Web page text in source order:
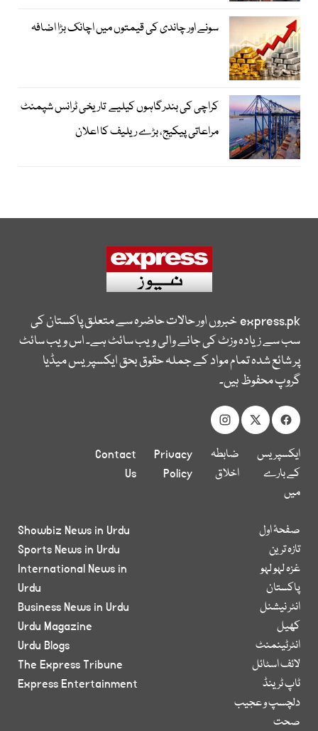
سونے اور چاندی کی قیمتوں میں اچانک بڑا اضافہ
کراچی کی بندرگاہوں کیلیے تاریخی ٹرانس شپمنٹ
مراعاتی پیکیج، بڑے ریلیف کا اعلان
express.pkخبروں اور حالات حاضرہ سے متعلق پاکستان کی
سب سے زیادہ وزٹ کی جانے والی ویب سائٹ ہے۔ اس ویب سائٹ
پر شائع شدہ تمام مواد کے جملہ حقوق بحق ایکسپریس میڈیا
گروپ محفوظ ہیں۔
ایکسپریس
کے بارے
میں
ضابطہ
اخلاق
Privacy
Policy
Contact
Us
صفحۂ اول
تازہ ترین
غزہ لہو لہو
پاکستان
انٹر نیشنل
کھیل
انٹرٹینمنٹ
لائف اسٹائل
ٹاپ ٹرینڈ
دلچسپ و عجیب
صحت
Showbiz News in Urdu
Sports News in Urdu
International News in
Urdu
Business News in Urdu
Urdu Magazine
Urdu Blogs
The Express Tribune
Express Entertainment